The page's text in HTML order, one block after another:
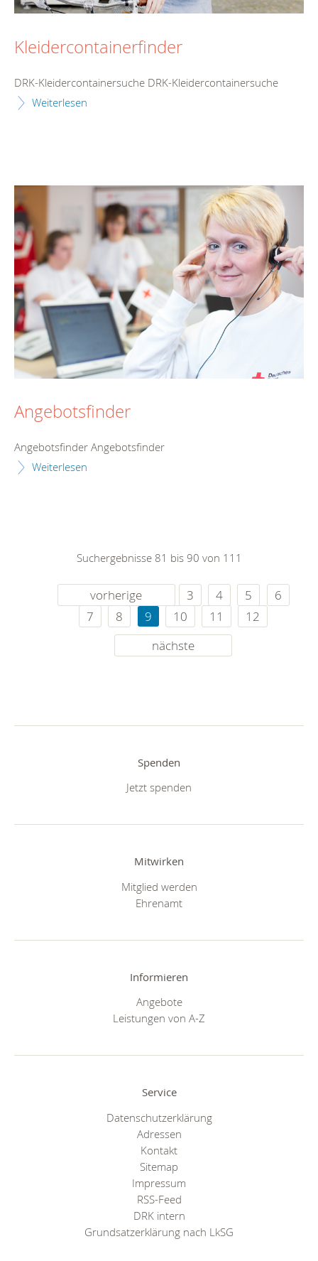
Kleidercontainerfinder
DRK-Kleidercontainersuche DRK-Kleidercontainersuche
Weiterlesen
Angebotsfinder
Angebotsfinder Angebotsfinder
Weiterlesen
Suchergebnisse 81 bis 90 von 111
vorherige 3 4 5
6
7
8 9 10 11
12
nächste
Spenden
Jetzt spenden
Mitwirken
Mitglied werden
Ehrenamt
Informieren
Angebote
Leistungen von A-Z
Service
Datenschutzerklärung
Adressen
Kontakt
Sitemap
Impressum
RSS-Feed
DRK intern
Grundsatzerklärung nach LkSG